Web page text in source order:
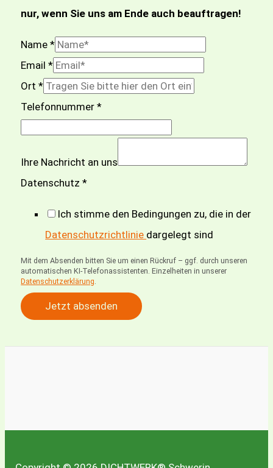
nur, wenn Sie uns am Ende auch beauftragen!
Name*
Email*
g
c
d
T
f
o
n
Ort*
Telefonnummer*
Ihre Nachricht an uns
Datenschutz*
Ich stimme den Bedingungen zu, die in der
Datenschutzrichtlinie dargelegt sind
Mit dem Absenden bitten Sie um einen Rückruf – ggf. durch unseren
automatischen KI-Telefonassistenten. Einzelheiten in unserer
Datenschutzerklärung.
Jetzt absenden